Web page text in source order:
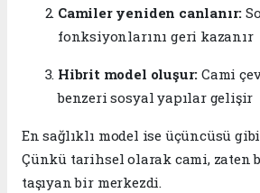
Camiler yeniden canlanır:
fonksiyonlarını geri kazanır
Hibrit model oluşur: Cami
benzeri sosyal yapılar gelişir
En sağlıklı model ise üçüncüsü
Çünkü tarihsel olarak cami, zaten
taşıyan bir merkezdi.